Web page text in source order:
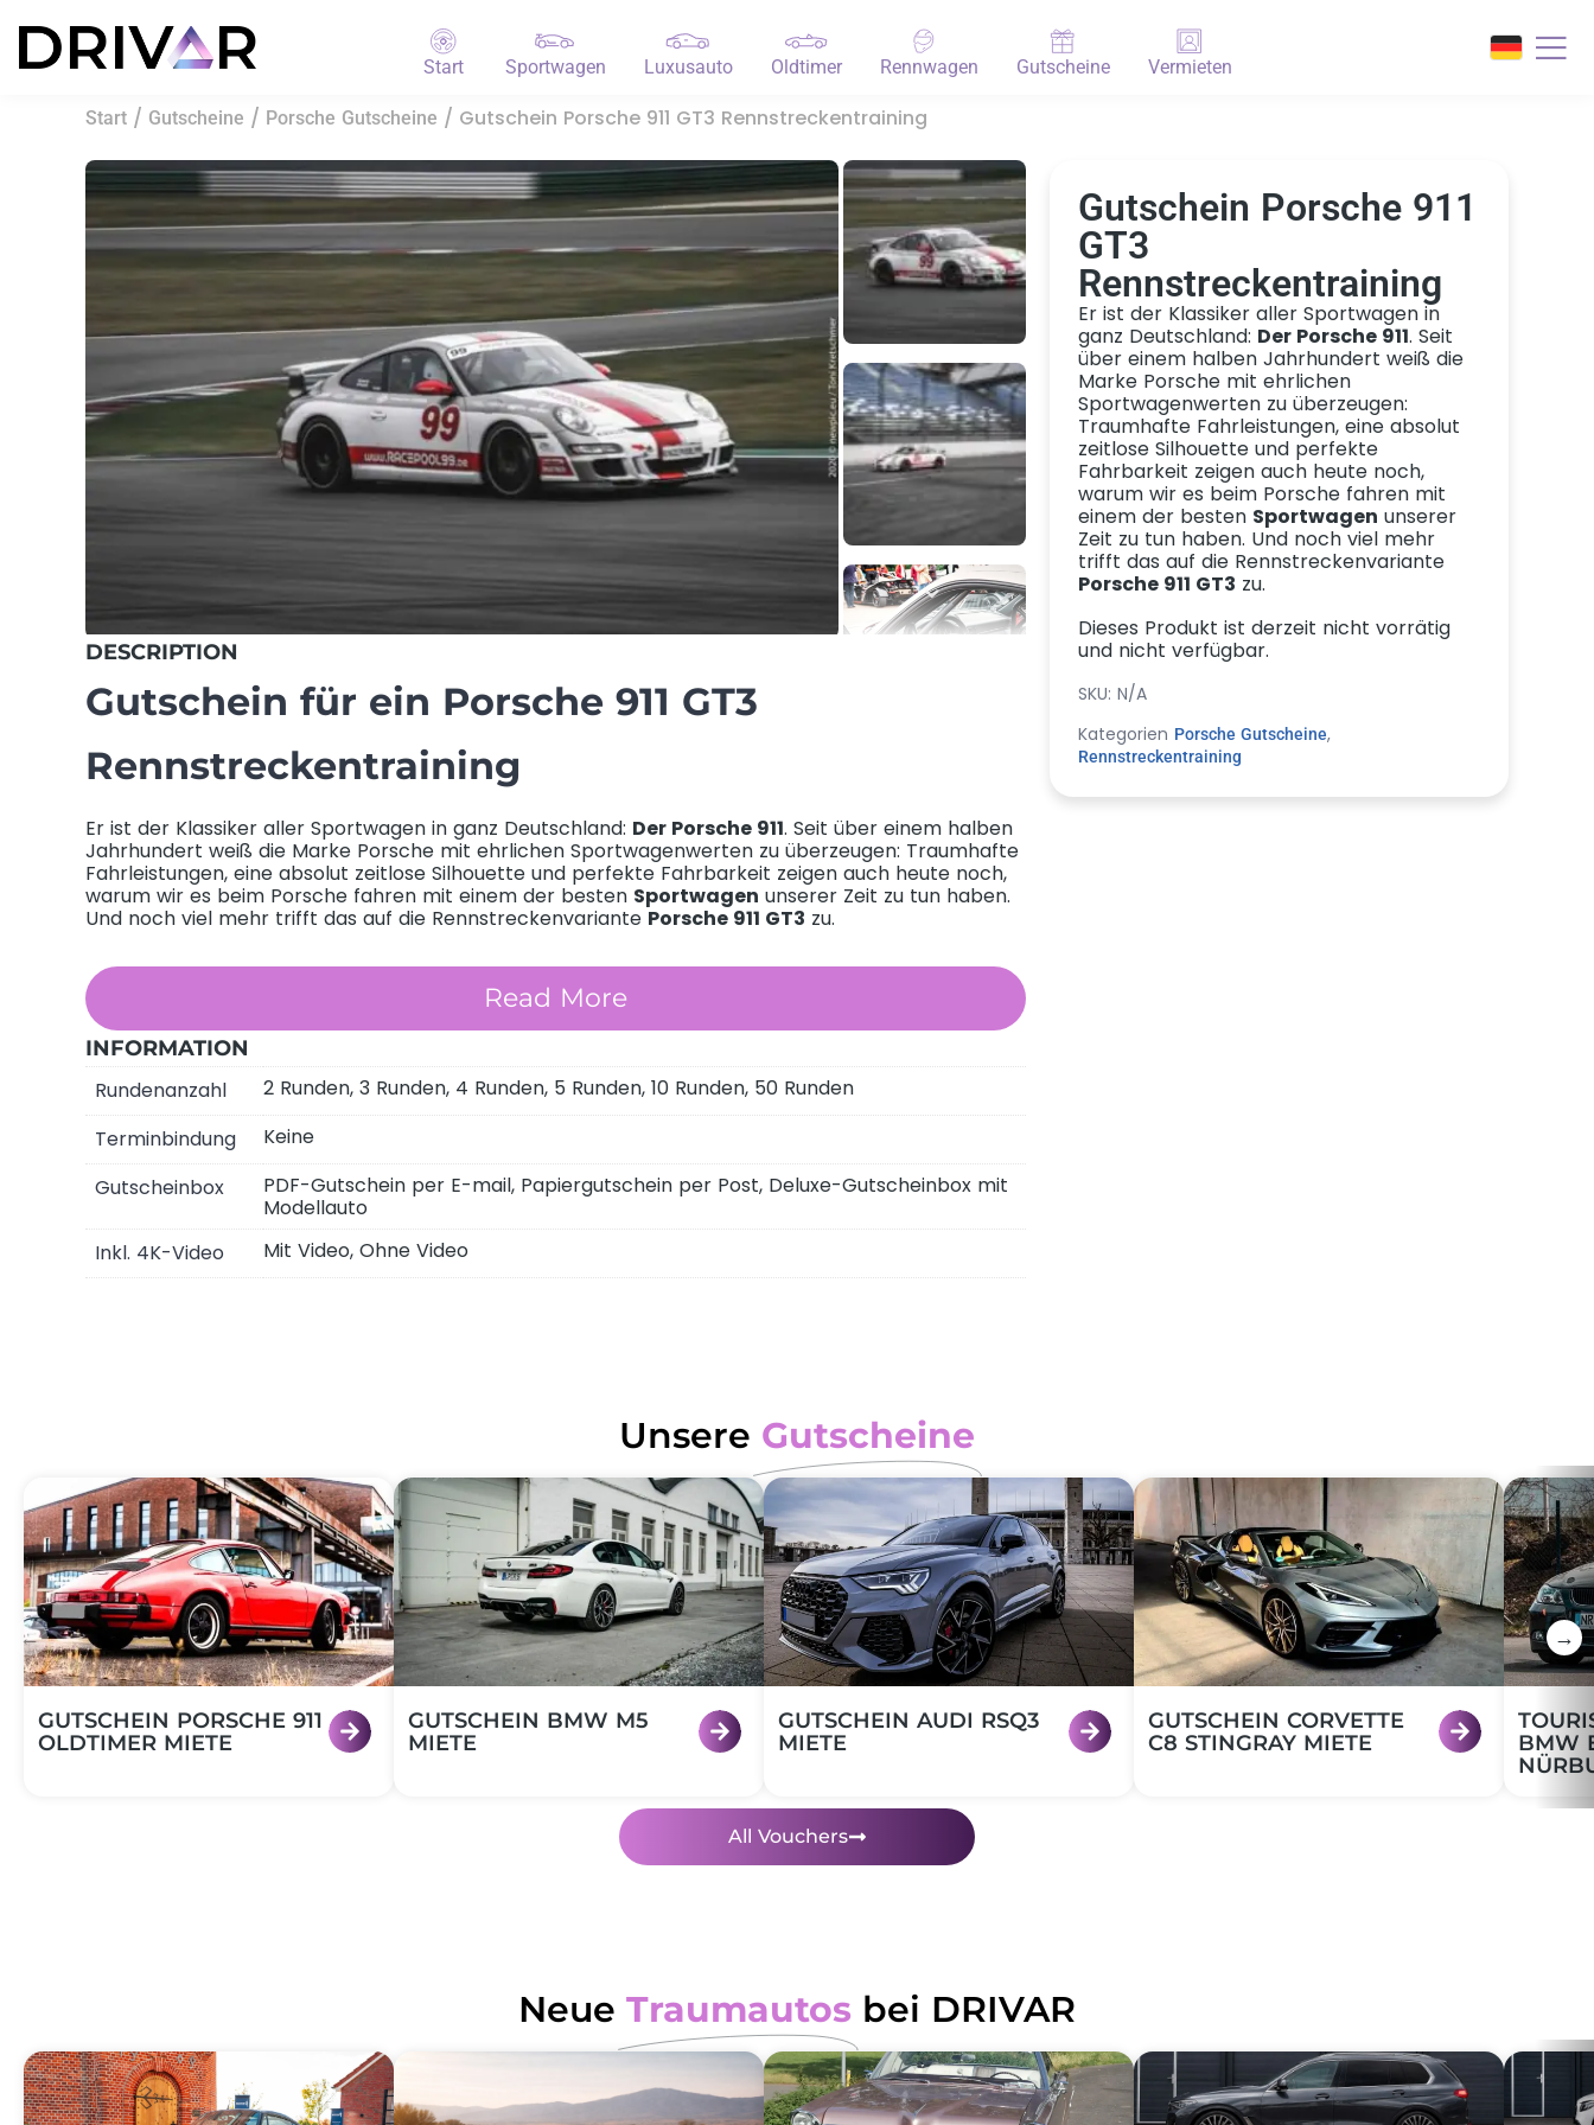
Start Sportwagen Luxusauto Oldtimer Rennwagen Gutscheine Vermieten
Start / Gutscheine / Porsche Gutscheine / Gutschein Porsche 911 GT3 Rennstreckentraining
DESCRIPTION
Gutschein für ein Porsche 911 GT3
Rennstreckentraining
Er ist der Klassiker aller Sportwagen in ganz Deutschland: Der Porsche 911. Seit über einem halben
Jahrhundert weiß die Marke Porsche mit ehrlichen Sportwagenwerten zu überzeugen: Traumhafte
Fahrleistungen, eine absolut zeitlose Silhouette und perfekte Fahrbarkeit zeigen auch heute noch,
warum wir es beim Porsche fahren mit einem der besten Sportwagen unserer Zeit zu tun haben.
Und noch viel mehr trifft das auf die Rennstreckenvariante Porsche 911 GT3 zu.
Was beinhaltet dieser Gutschein?
Read More
INFORMATION
Rundenanzahl
2 Runden, 3 Runden, 4 Runden, 5 Runden, 10 Runden, 50 Runden
Terminbindung
Keine
Gutscheinbox
PDF-Gutschein per E-mail, Papiergutschein per Post, Deluxe-Gutscheinbox mit
Modellauto
Inkl. 4K-Video
Mit Video, Ohne Video
Gutschein Porsche 911
GT3
Rennstreckentraining
Er ist der Klassiker aller Sportwagen in
ganz Deutschland: Der Porsche 911. Seit
über einem halben Jahrhundert weiß die
Marke Porsche mit ehrlichen
Sportwagenwerten zu überzeugen:
Traumhafte Fahrleistungen, eine absolut
zeitlose Silhouette und perfekte
Fahrbarkeit zeigen auch heute noch,
warum wir es beim Porsche fahren mit
einem der besten Sportwagen unserer
Zeit zu tun haben. Und noch viel mehr
trifft das auf die Rennstreckenvariante
Porsche 911 GT3 zu.
Dieses Produkt ist derzeit nicht vorrätig
und nicht verfügbar.
SKU:N/A
Kategorien Porsche Gutscheine,
Rennstreckentraining
Unsere Gutscheine
←
GUTSCHEIN PORSCHE 911
OLDTIMER MIETE
GUTSCHEIN BMW M5
MIETE
GUTSCHEIN AUDI RSQ3
MIETE
GUTSCHEIN CORVETTE
C8 STINGRAY MIETE
BMW
→
All Vouchers
Neue Traumautos bei DRIVAR